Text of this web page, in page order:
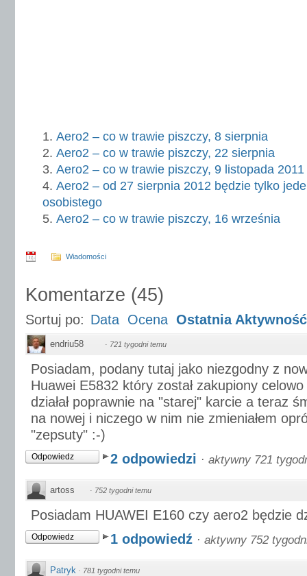
Aero2 – co w trawie piszczy, 8 sierpnia
Aero2 – co w trawie piszczy, 22 sierpnia
Aero2 – co w trawie piszczy, 9 listopada 2011
Aero2 – od 27 sierpnia 2012 będzie tylko
osobistego
Aero2 – co w trawie piszczy, 16 września
Wiadomości
Komentarze (45)
Sortuj po: Data Ocena Ostatnia Aktywność
endriu58 · 721 tygodni temu
Posiadam, podany tutaj jako niezgodny z
Huawei E5832 który został zakupiony
działał poprawnie na "starej" karcie a teraz
na nowej i niczego w nim nie zmieniałem
"zepsuty" :-)
Odpowiedz 2 odpowiedzi · aktywny 721
artoss · 752 tygodni temu
Posiadam HUAWEI E160 czy aero2 będzie
Odpowiedz 1 odpowiedź · aktywny 752
Patryk · 781 tygodni temu